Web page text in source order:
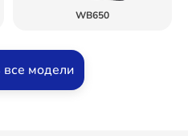
WB650
все модели